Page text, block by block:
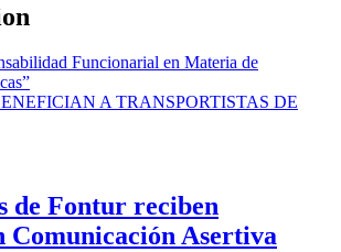
Funcionarial en Materia de
A TRANSPORTISTAS DE
de Fontur reciben
Comunicación Asertiva